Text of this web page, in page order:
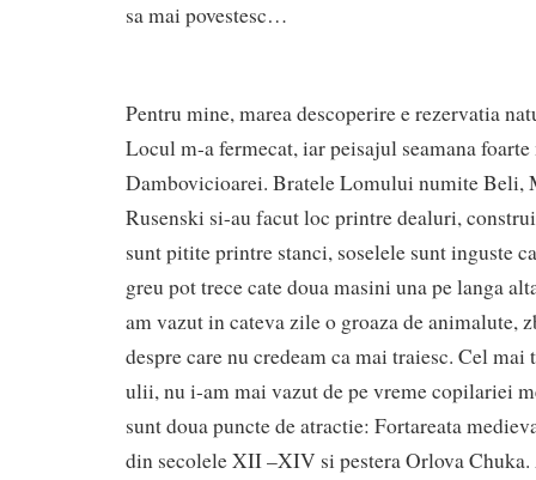
sa mai povestesc…
Pentru mine, marea descoperire e rezervatia
Locul m-a fermecat, iar peisajul seamana
Dambovicioarei. Bratele Lomului numite Beli,
Rusenski si-au facut loc printre dealuri,
sunt pitite printre stanci, soselele sunt inguste
greu pot trece cate doua masini una pe langa
am vazut in cateva zile o groaza de animalute,
despre care nu credeam ca mai traiesc. Cel
ulii, nu i-am mai vazut de pe vreme copilariei
sunt doua puncte de atractie: Fortareata
din secolele XII –XIV si pestera Orlova